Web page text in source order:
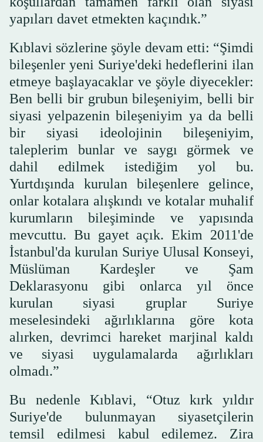
yapıları davet etmekten kaçındık.”
Kıblavi sözlerine şöyle devam etti: “Şimdi
bileşenler yeni Suriye'deki hedeflerini ilan
etmeye başlayacaklar ve şöyle diyecekler:
Ben belli bir grubun bileşeniyim, belli bir
siyasi yelpazenin bileşeniyim ya da belli
bir siyasi ideolojinin bileşeniyim,
taleplerim bunlar ve saygı görmek ve
dahil edilmek istediğim yol bu.
Yurtdışında kurulan bileşenlere gelince,
onlar kotalara alışkındı ve kotalar muhalif
kurumların bileşiminde ve yapısında
mevcuttu. Bu gayet açık. Ekim 2011'de
İstanbul'da kurulan Suriye Ulusal Konseyi,
Müslüman Kardeşler ve Şam
Deklarasyonu gibi onlarca yıl önce
kurulan siyasi gruplar Suriye
meselesindeki ağırlıklarına göre kota
alırken, devrimci hareket marjinal kaldı
ve siyasi uygulamalarda ağırlıkları
olmadı.”
Bu nedenle Kıblavi, “Otuz kırk yıldır
Suriye'de bulunmayan siyasetçilerin
temsil edilmesi kabul edilemez. Zira